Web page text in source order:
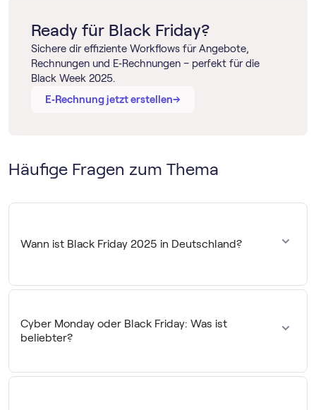
Ready für Black Friday?
Sichere dir effiziente Workflows für Angebote,
Rechnungen und E‑Rechnungen – perfekt für die
Black Week 2025.
E‑Rechnung jetzt erstellen→
→
Häufige Fragen zum Thema
Wann ist Black Friday 2025 in Deutschland?
Freitag, 28. November 2025. Viele Händler starten ihre
Dezember.
Cyber Monday oder Black Friday: Was ist
beliebter?
Der Black Friday ist umsatzstärker, während der Cyber